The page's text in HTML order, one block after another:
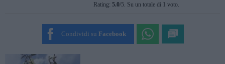
SUBMIT RATING
Rating: 5.0/5. Su un totale di 1 voto.
Condividi su Facebook